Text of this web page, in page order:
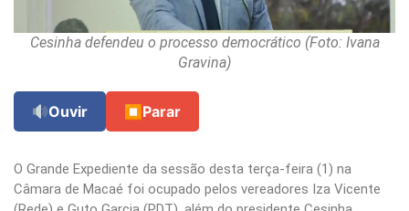
Cesinha defendeu o processo democrático (Foto: Ivana
Gravina)
Ouvir ⏹ Parar
O Grande Expediente da sessão desta terça-feira (1) na
Câmara de Macaé foi ocupado pelos vereadores Iza Vicente